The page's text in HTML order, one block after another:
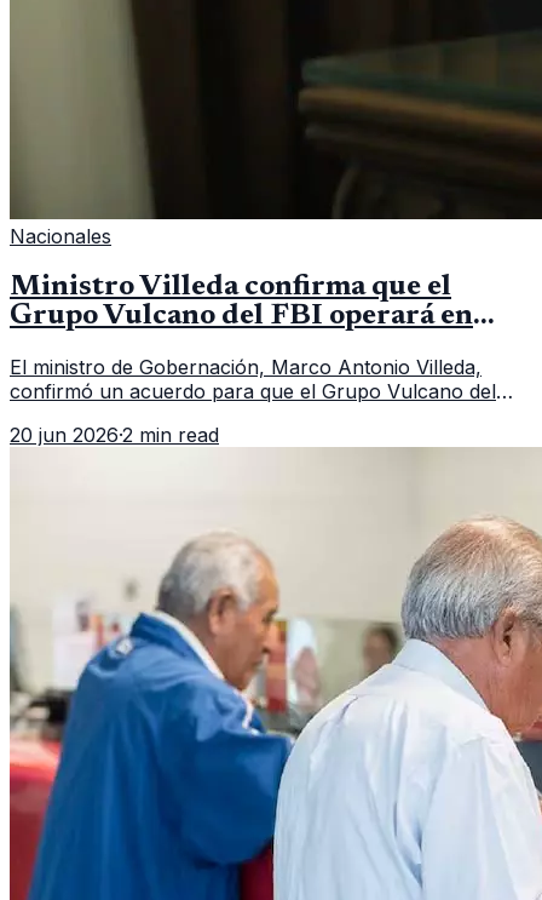
Nacionales
Ministro Villeda confirma que el
Grupo Vulcano del FBI operará en
El ministro de Gobernación, Marco Antonio Villeda,
confirmó un acuerdo para que el Grupo Vulcano del
fallido con la administración anterior del Ministerio
20 jun 2026·2 min read